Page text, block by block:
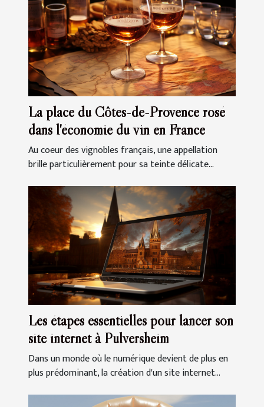
La place du Côtes-de-Provence rosé
dans l'économie du vin en France
Au coeur des vignobles français, une appellation
brille particulièrement pour sa teinte délicate...
Les étapes essentielles pour lancer son
site internet à Pulversheim
Dans un monde où le numérique devient de plus en
plus prédominant, la création d'un site internet...